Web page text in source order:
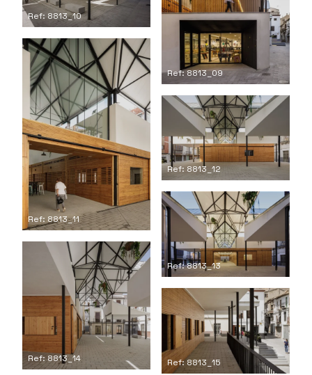
Ref: 8813_09
Ref: 8813_10
Ref: 8813_11
Ref: 8813_12
Ref: 8813_13
Ref: 8813_14 Ref: 8813_15